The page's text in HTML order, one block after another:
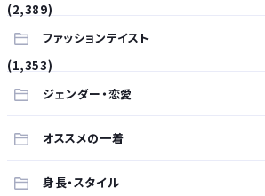
(2,389)
ファッションテイスト
(1,353)
ジェンダー・恋愛
オススメの一着
身長・スタイル